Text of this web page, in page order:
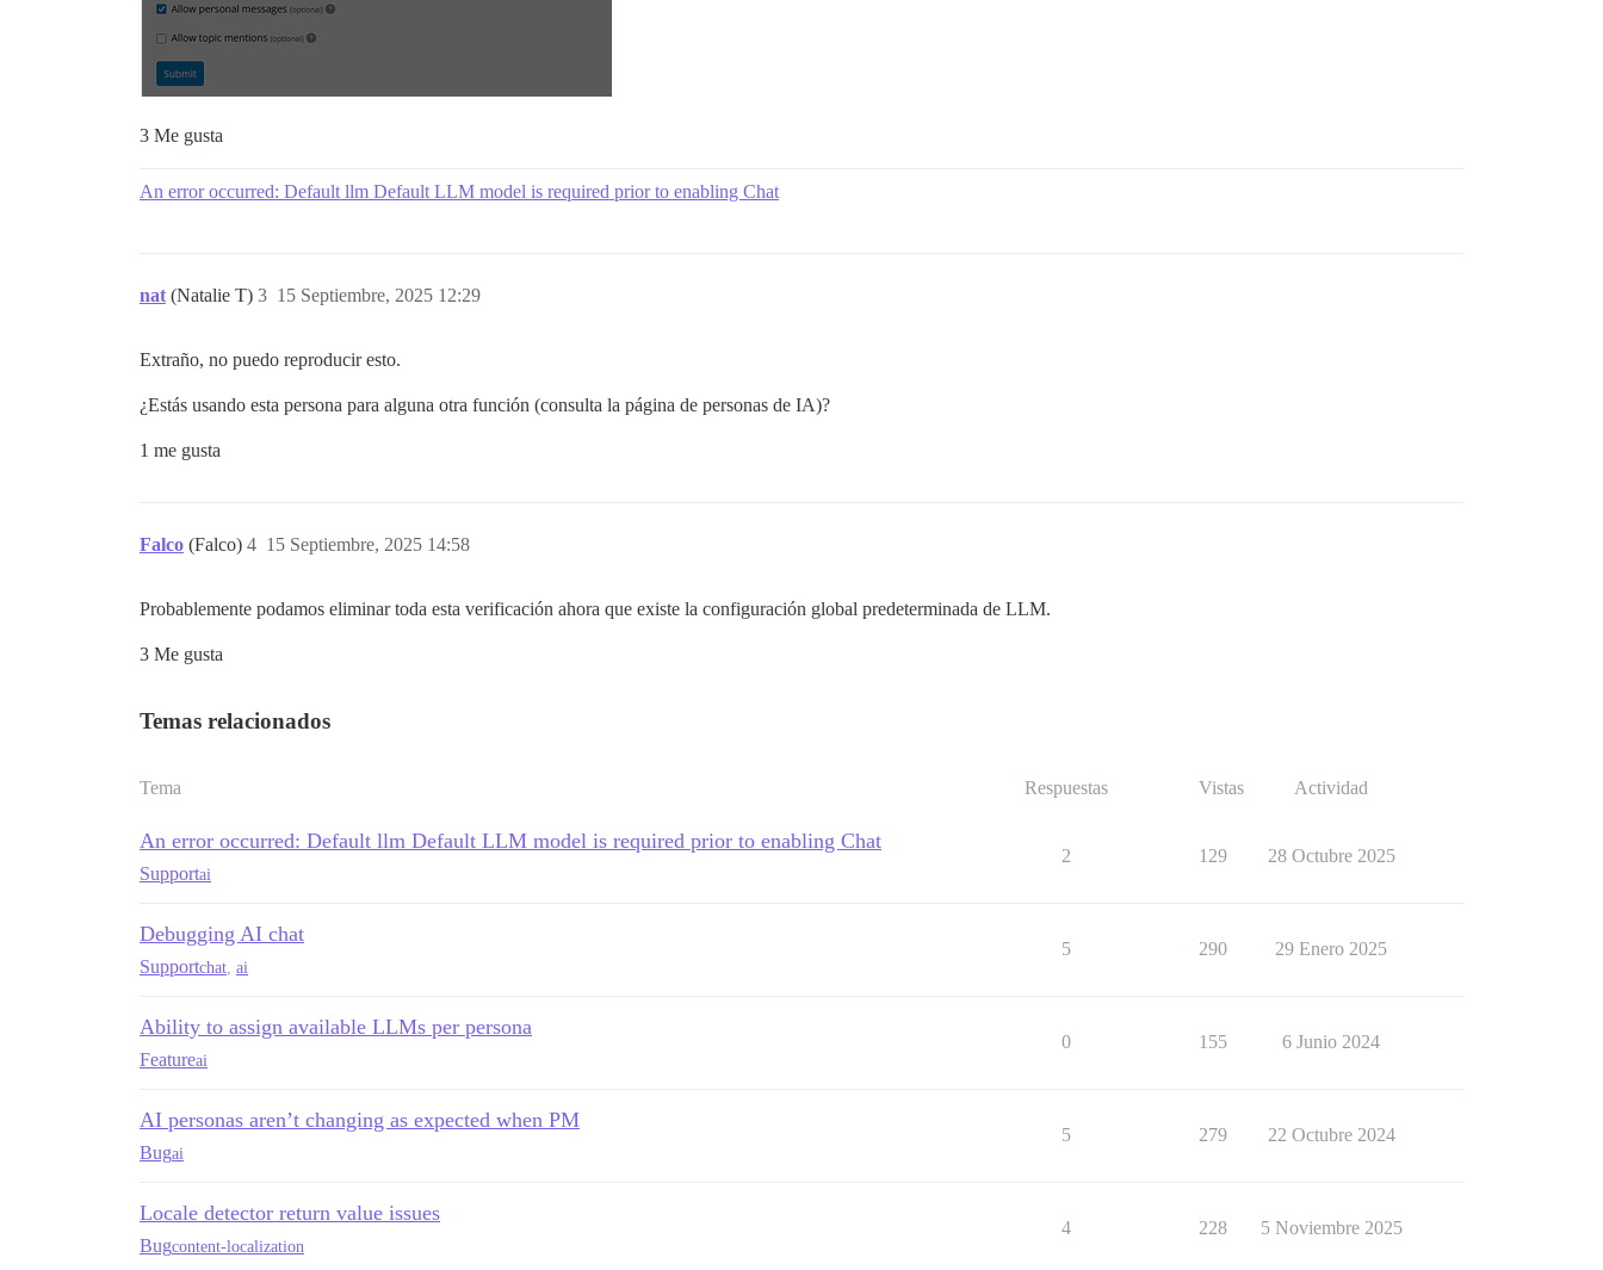
3 Me gusta
An error occurred: Default llm Default LLM model is required prior to enabling Chat
nat (Natalie T) 15 Septiembre, 2025 12:29
3
Extraño, no puedo reproducir esto.
¿Estás usando esta persona para alguna otra función (consulta la página de personas de IA)?
1 me gusta
Falco (Falco) 15 Septiembre, 2025 14:58
4
Probablemente podamos eliminar toda esta verificación ahora que existe la configuración global predeterminada de LLM.
3 Me gusta
Temas relacionados
Tema Respuestas Vistas Actividad
An error occurred: Default llm Default LLM model is required prior to enabling Chat
Supportai
2 129 28 Octubre 2025
Debugging AI chat
Supportchat ai
5 290 29 Enero 2025
Ability to assign available LLMs per persona
Featureai
0 155 6 Junio 2024
AI personas aren’t changing as expected when PM
Bugai
5 279 22 Octubre 2024
Locale detector return value issues
Bugcontent-localization
4 228 5 Noviembre 2025